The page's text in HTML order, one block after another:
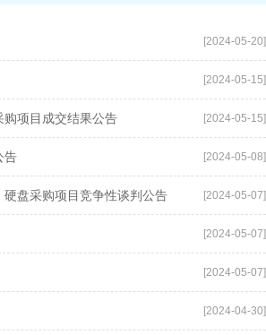
[2024-05-20]
[2024-05-15]
[2024-05-15]
项目成交结果公告
[2024-05-08]
告
[2024-05-07]
盘采购项目竞争性谈判公告
[2024-05-07]
[2024-05-07]
[2024-04-30]